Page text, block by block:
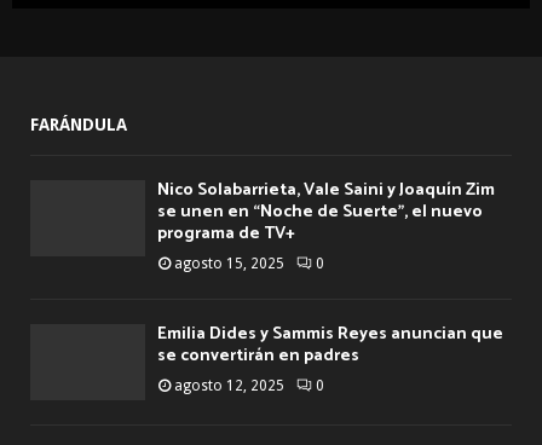
FARÁNDULA
Nico Solabarrieta, Vale Saini y Joaquín Zim
se unen en “Noche de Suerte”, el nuevo
programa de TV+
agosto 15, 2025 0
Emilia Dides y Sammis Reyes anuncian que
se convertirán en padres
agosto 12, 2025 0